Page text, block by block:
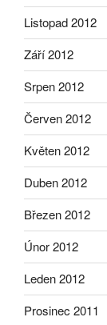
Listopad 2012
Září 2012
Srpen 2012
Červen 2012
Květen 2012
Duben 2012
Březen 2012
Únor 2012
Leden 2012
Prosinec 2011